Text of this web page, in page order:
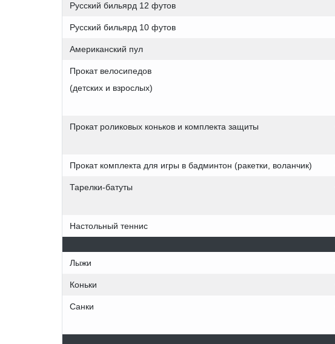
Русский бильярд 12 футов
Русский бильярд 10 футов
Американский пул
Прокат велосипедов
(детских и взрослых)
Прокат роликовых коньков и комплекта защиты
Прокат комплекта для игры в бадминтон (ракетки, воланчик)
Тарелки-батуты
Настольный теннис
Лыжи
Коньки
Санки